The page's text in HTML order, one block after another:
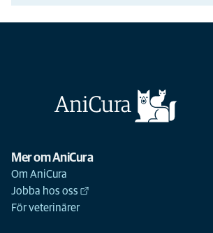
Mer om AniCura
Om AniCura
Jobba hos oss
För veterinärer